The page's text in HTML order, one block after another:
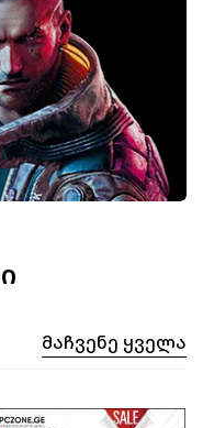
Მაჩვენე Ყველა